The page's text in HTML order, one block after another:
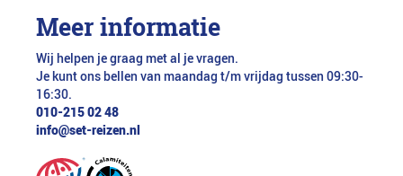
Meer informatie
Wij helpen je graag met al je vragen.
Je kunt ons bellen van maandag t/m vrijdag tussen 09:30-
16:30.
010-215 02 48
info@set-reizen.nl